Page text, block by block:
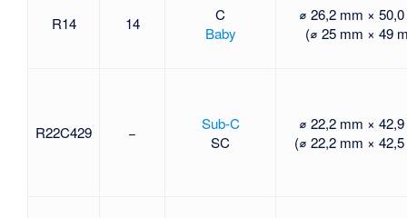
R14 14
C
Baby
⌀ 26,2 mm ×
(⌀ 25 mm × 49
R22C429 −
Sub-C
SC
⌀ 22,2 mm ×
(⌀ 22,2 mm ×